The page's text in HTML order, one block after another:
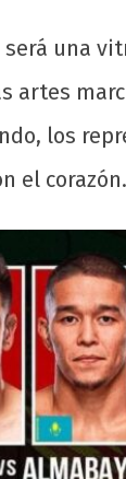
será una
artes
los
el corazón.